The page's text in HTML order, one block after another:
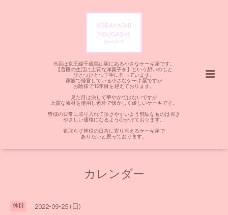
当店は京王線千歳烏山駅にある小さなケーキ屋です。
【普段の生活に上質な洋菓子を】という想いのもと
ひとつひとつ丁寧に作っています。
家族で経営している小さなケーキ屋ですが
お陰様で15年目を迎えております。
見た目は決して華やかではないですが
上質な素材を使用し素朴で懐かしく優しいケーキです。
皆様の日常に取り入れて頂きやすいよう無駄なものは省き
やさしい価格になるよう心がけております。
気取らず皆様の日常に寄り添えるケーキ屋で
ありたいと思っております。
カレンダー
休日 2022-09-25 (日)